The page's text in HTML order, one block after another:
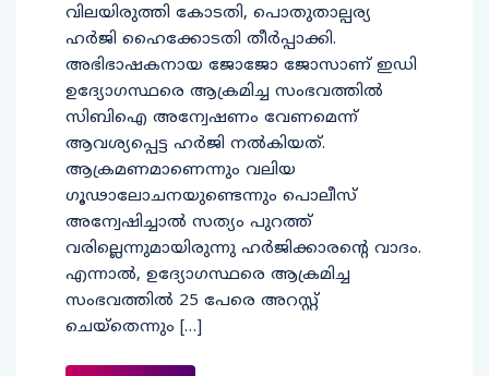
വിലയിരുത്തി കോടതി, പൊതുതാല്പര്യ
ഹര്‍ജി ഹൈക്കോടതി തീര്‍പ്പാക്കി.
അഭിഭാഷകനായ ജോജോ ജോസാണ് ഇഡി
ഉദ്യോഗസ്ഥരെ ആക്രമിച്ച സംഭവത്തില്‍
സിബിഐ അന്വേഷണം വേണമെന്ന്
ആവശ്യപ്പെട്ട ഹര്‍ജി നല്‍കിയത്.
ആക്രമണമാണെന്നും വലിയ
ഗൂഢാലോചനയുണ്ടെന്നും പൊലീസ്
അന്വേഷിച്ചാല്‍ സത്യം പുറത്ത്
വരില്ലെന്നുമായിരുന്നു ഹര്‍ജിക്കാരന്റെ വാദം.
എന്നാല്‍, ഉദ്യോഗസ്ഥരെ ആക്രമിച്ച
സംഭവത്തില്‍ 25 പേരെ അറസ്റ്റ്
ചെയ്‌തെന്നും […]